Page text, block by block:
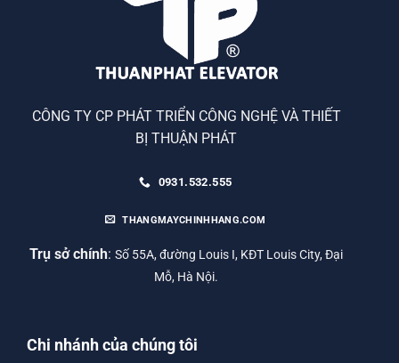
CÔNG TY CP PHÁT TRIỂN CÔNG NGHỆ VÀ THIẾT
BỊ THUẬN PHÁT
0931.532.555
THANGMAYCHINHHANG.COM
Trụ sở chính: Số 55A, đường Louis I, KĐT Louis City, Đại
Mỗ, Hà Nội.
Chi nhánh của chúng tôi